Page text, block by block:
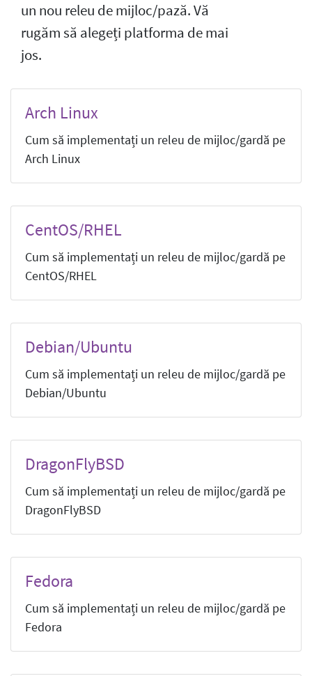
un nou releu de mijloc/pază. Vă
rugăm să alegeți platforma de mai
jos.
Arch Linux
Cum să implementați un releu de mijloc/gardă pe
Arch Linux
CentOS/RHEL
Cum să implementați un releu de mijloc/gardă pe
CentOS/RHEL
Debian/Ubuntu
Cum să implementați un releu de mijloc/gardă pe
Debian/Ubuntu
DragonFlyBSD
Cum să implementați un releu de mijloc/gardă pe
DragonFlyBSD
Fedora
Cum să implementați un releu de mijloc/gardă pe
Fedora